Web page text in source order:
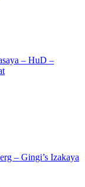
– HuD –
– Gingi’s Izakaya